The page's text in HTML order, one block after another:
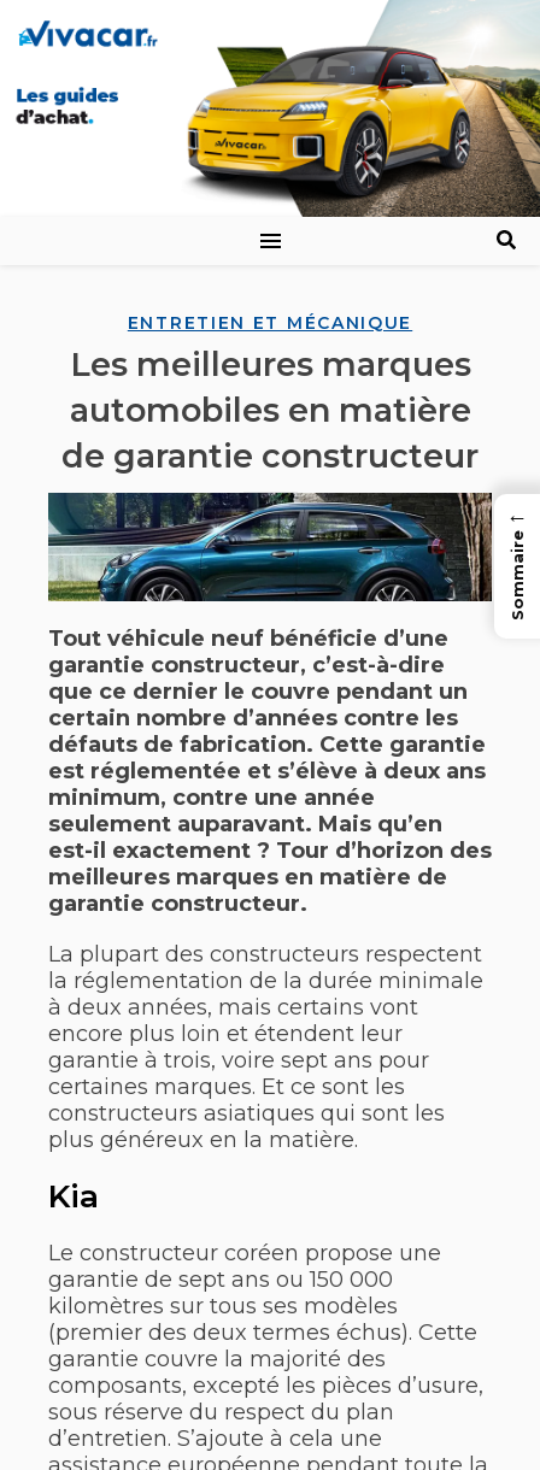
ENTRETIEN ET MÉCANIQUE
Les meilleures marques
automobiles en matière
de garantie constructeur
Tout véhicule neuf bénéficie d’une
garantie constructeur, c’est-à-dire
que ce dernier le couvre pendant un
certain nombre d’années contre les
défauts de fabrication. Cette garantie
est réglementée et s’élève à deux ans
minimum, contre une année
seulement auparavant. Mais qu’en
est-il exactement ? Tour d’horizon des
meilleures marques en matière de
garantie constructeur.
La plupart des constructeurs respectent
la réglementation de la durée minimale
à deux années, mais certains vont
encore plus loin et étendent leur
garantie à trois, voire sept ans pour
certaines marques. Et ce sont les
constructeurs asiatiques qui sont les
plus généreux en la matière.
Kia
Le constructeur coréen propose une
garantie de sept ans ou 150 000
kilomètres sur tous ses modèles
(premier des deux termes échus). Cette
garantie couvre la majorité des
composants, excepté les pièces d’usure,
sous réserve du respect du plan
d’entretien. S’ajoute à cela une
←
Sommaire